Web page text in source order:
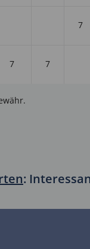
7
7 7
: